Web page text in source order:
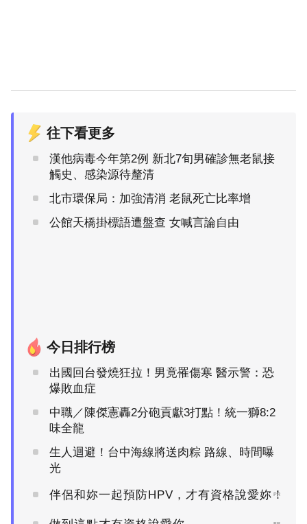
往下看更多
漢他病毒今年第2例 新北7旬男確診無老鼠接
觸史、感染源待釐清
北市環保局：加強清消 老鼠死亡比率增
公館天橋掛標語遭盤查 女喊言論自由
今日排行榜
出國回台發燒狂拉！男竟罹傷寒 醫示警：恐
爆敗血症
中職／陳傑憲轟2分砲貢獻3打點！統一獅8:2
味全龍
生人迴避！台中海線將送肉粽 路線、時間曝
光
伴侶和妳一起預防HPV，才有資格說愛妳！
PR